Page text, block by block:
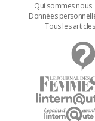
Qui sommes nous
Données
Tous les articles